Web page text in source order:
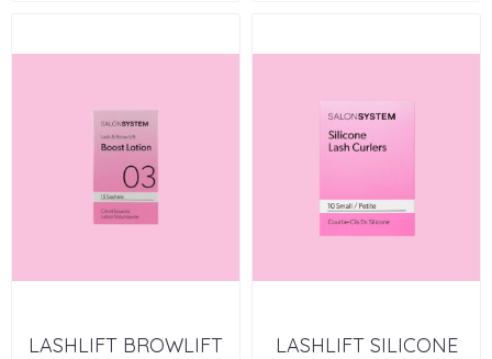
LASHLIFT BROWLIFT
LASHLIFT SILICONE